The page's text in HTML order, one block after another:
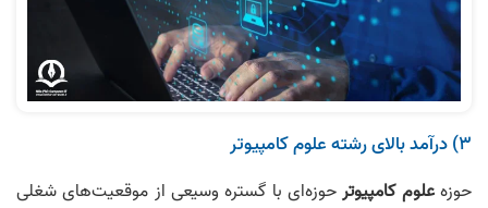
۳) درآمد بالای رشته علوم کامپیوتر
حوزهعلوم کامپیوترحوزه‌ای با گستره وسیعی از موقعیت‌های شغلی